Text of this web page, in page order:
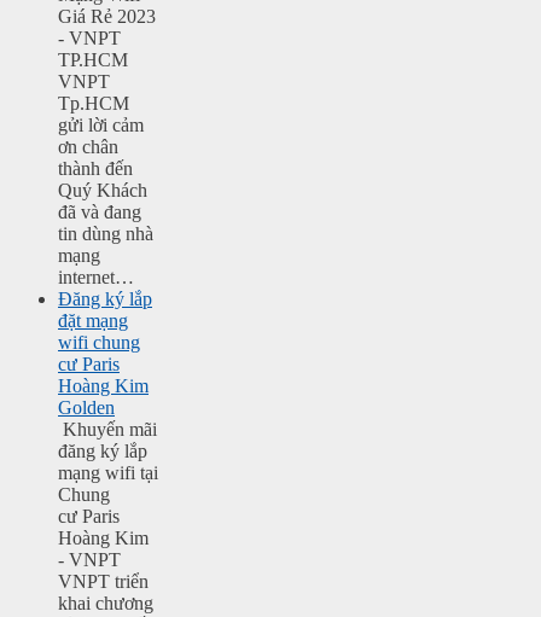
Giá Rẻ 2023
- VNPT
TP.HCM
VNPT
Tp.HCM
gửi lời cảm
ơn chân
thành đến
Quý Khách
đã và đang
tin dùng nhà
mạng
internet…
Đăng ký lắp
đặt mạng
wifi chung
cư Paris
Hoàng Kim
Golden
Khuyến mãi
đăng ký lắp
mạng wifi tại
Chung
cư Paris
Hoàng Kim
- VNPT
VNPT triển
khai chương